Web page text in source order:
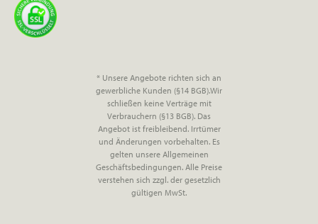
* Unsere Angebote richten sich an
gewerbliche Kunden (§14 BGB).Wir
schließen keine Verträge mit
Verbrauchern (§13 BGB). Das
Angebot ist freibleibend. Irrtümer
und Änderungen vorbehalten. Es
gelten unsere Allgemeinen
Geschäftsbedingungen. Alle Preise
verstehen sich zzgl. der gesetzlich
gültigen MwSt.